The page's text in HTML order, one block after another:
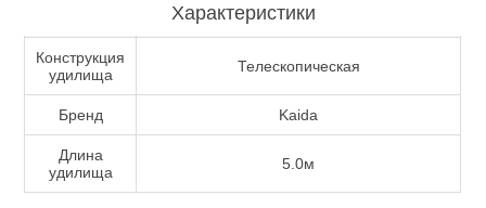
Характеристики
Конструкция
удилища
Телескопическая
Бренд Kaida
Длина
удилища
5.0м